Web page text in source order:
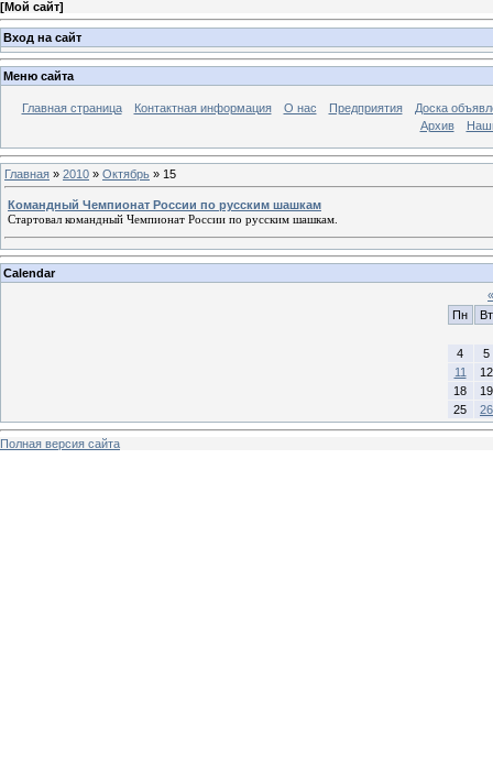
[Мой сайт]
Вход на сайт
Меню сайта
Главная страница Контактная информация О нас Предприятия
Доска
Архив
Главная » 2010 » Октябрь » 15
Командный Чемпионат России по русским шашкам
Cтартовал командный Чемпионат России по русским шашкам.
Calendar
«
Пн
Вт
4
5
11
12
18
19
25
26
Полная версия сайта